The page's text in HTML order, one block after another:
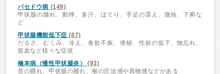
バセドウ病 (149)
甲状腺の腫れ、動悸、多汗、ほてり、手足の震え、微熱、下痢な
ど
甲状腺機能低下症 (87)
だるさ、むくみ、冷え、食欲不振、便秘、性欲の低下、物忘れ、
貧血など様々な症状
橋本病（慢性甲状腺炎）
(93)
首の腫れ、甲状腺の腫れ、喉の圧迫感や異物感などがある